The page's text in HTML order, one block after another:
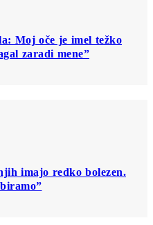
Moj oče je imel težko
zaradi mene”
imajo redko bolezen.